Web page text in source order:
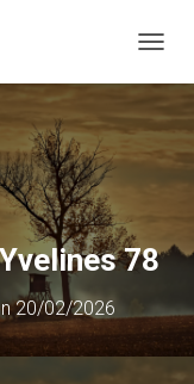
78
20/02/2026